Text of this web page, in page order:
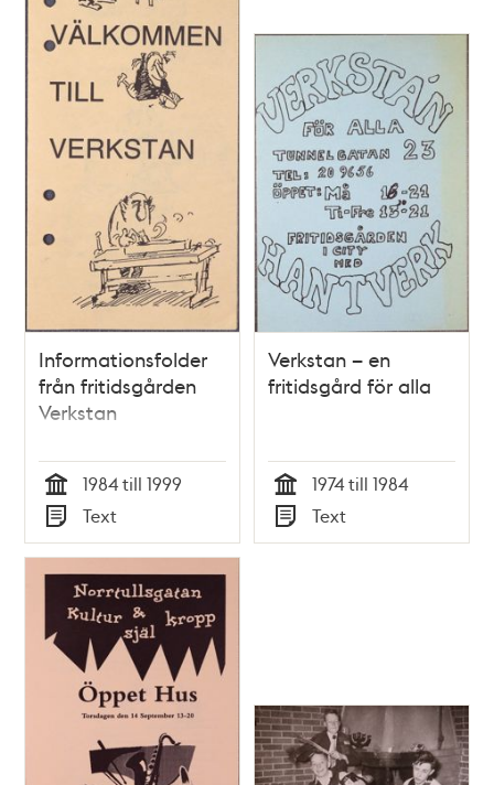
Informationsfolder
från fritidsgården
Verkstan
Tid
1984 till 1999
Typ
Text
Verkstan – en
fritidsgård för alla
Tid
1974 till 1984
Typ
Text